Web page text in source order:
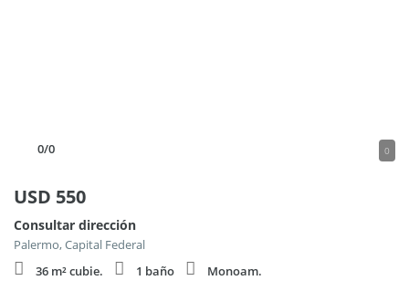
0/0 0
USD 550
Consultar dirección
Palermo, Capital Federal
36 m² cubie.
1 baño
Monoam.